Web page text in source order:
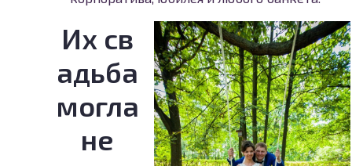
Их св
адьба
могла
не